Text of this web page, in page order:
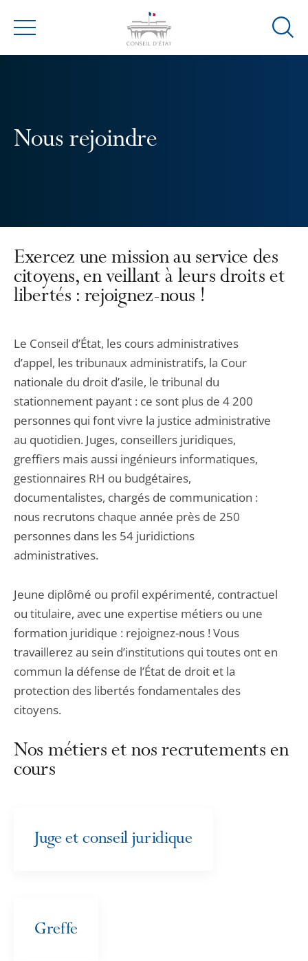
Menu
Ouvrir
Nous rejoindre
Exercez une mission au service des
citoyens, en veillant à leurs droits et
libertés : rejoignez-nous !
Le Conseil d’État, les cours administratives
d’appel, les tribunaux administratifs, la Cour
nationale du droit d’asile, le tribunal du
stationnement payant : ce sont plus de 4 200
personnes qui font vivre la justice administrative
au quotidien. Juges, conseillers juridiques,
greffiers mais aussi ingénieurs informatiques,
gestionnaires RH ou budgétaires,
documentalistes, chargés de communication :
nous recrutons chaque année près de 250
personnes dans les 54 juridictions
administratives.
Jeune diplômé ou profil expérimenté, contractuel
ou titulaire, avec une expertise métiers ou une
formation juridique : rejoignez-nous ! Vous
travaillerez au sein d’institutions qui toutes ont en
commun la défense de l’État de droit et la
protection des libertés fondamentales des
citoyens.
Nos métiers et nos recrutements en
cours
Juge et conseil juridique
Greffe